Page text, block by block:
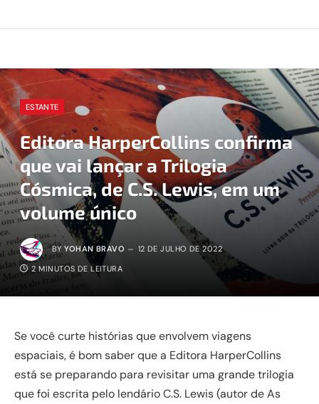
ESTANTE
Editora HarperCollins confirma
que vai lançar a Trilogia
Cósmica, de C.S. Lewis, em um
volume único
BY YOHAN BRAVO 12 DE JULHO DE 2022
2 MINUTOS DE LEITURA
Se você curte histórias que envolvem viagens
espaciais, é bom saber que a Editora HarperCollins
está se preparando para revisitar uma grande trilogia
que foi escrita pelo lendário C.S. Lewis (autor de As